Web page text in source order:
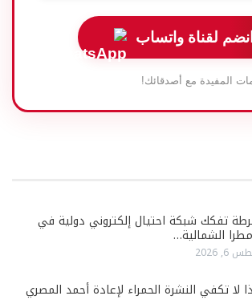
انضم لقناة واتساب
المفيدة مع أصدقائك!
تفكك شبكة احتيال إلكتروني دولية في
الشمالية…
2026
لا تكفي النشرة الحمراء لإعادة أحمد المصري